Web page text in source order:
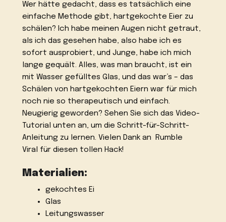
Wer hätte gedacht, dass es tatsächlich eine
einfache Methode gibt, hartgekochte Eier zu
schälen? Ich habe meinen Augen nicht getraut,
als ich das gesehen habe, also habe ich es
sofort ausprobiert, und Junge, habe ich mich
lange gequält. Alles, was man braucht, ist ein
mit Wasser gefülltes Glas, und das war’s – das
Schälen von hartgekochten Eiern war für mich
noch nie so therapeutisch und einfach.
Neugierig geworden? Sehen Sie sich das Video-
Tutorial unten an, um die Schritt-für-Schritt-
Anleitung zu lernen. Vielen Dank an Rumble
Viral für diesen tollen Hack!
Materialien:
gekochtes Ei
Glas
Leitungswasser